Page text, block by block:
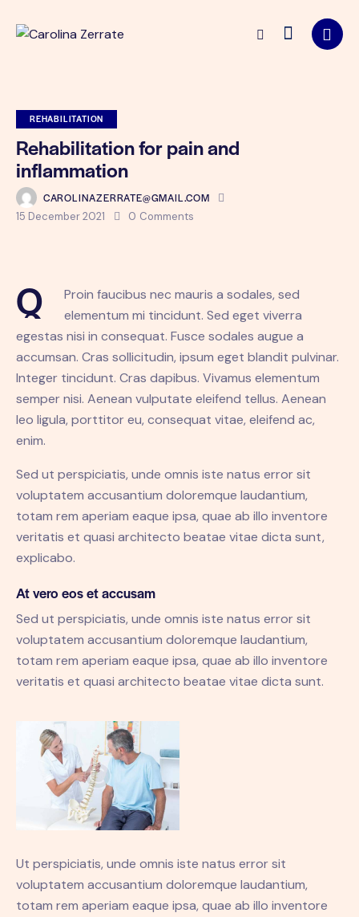
REHABILITATION
Rehabilitation for pain and
inflammation
CAROLINAZERRATE@GMAIL.COM
15 December 2021 0 Comments
Q
Proin faucibus nec mauris a sodales, sed
elementum mi tincidunt. Sed eget viverra
egestas nisi in consequat. Fusce sodales augue a
accumsan. Cras sollicitudin, ipsum eget blandit pulvinar.
Integer tincidunt. Cras dapibus. Vivamus elementum
semper nisi. Aenean vulputate eleifend tellus. Aenean
leo ligula, porttitor eu, consequat vitae, eleifend ac,
enim.
Sed ut perspiciatis, unde omnis iste natus error sit
voluptatem accusantium doloremque laudantium,
totam rem aperiam eaque ipsa, quae ab illo inventore
veritatis et quasi architecto beatae vitae dicta sunt,
explicabo.
At vero eos et accusam
Sed ut perspiciatis, unde omnis iste natus error sit
voluptatem accusantium doloremque laudantium,
totam rem aperiam eaque ipsa, quae ab illo inventore
veritatis et quasi architecto beatae vitae dicta sunt.
Ut perspiciatis, unde omnis iste natus error sit
voluptatem accusantium doloremque laudantium,
totam rem aperiam eaque ipsa, quae ab illo inventore